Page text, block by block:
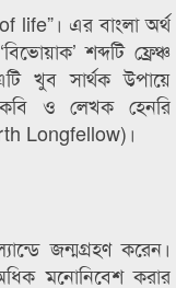
life”। এর বাংলা অর্থ
শব্দটি ফ্রেঞ্চ
খুব সার্থক উপায়ে
কবি ও লেখক হেনরি
Longfellow)।
জন্মগ্রহণ করেন।
মনোনিবেশ করার